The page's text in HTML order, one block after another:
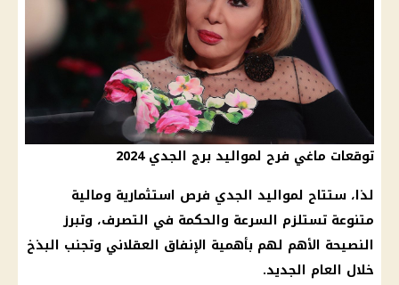
توقعات ماغي فرح لمواليد برج الجدي 2024
لذا، ستتاح لمواليد الجدي فرص استثمارية ومالية
متنوعة تستلزم السرعة والحكمة في التصرف، وتبرز
النصيحة الأهم لهم بأهمية الإنفاق العقلاني وتجنب البذخ
خلال العام الجديد.